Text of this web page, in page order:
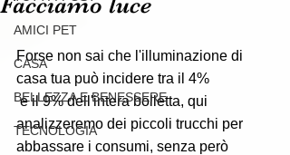
AMICI PET
CASA
BELLEZZA E BENESSERE
TECNOLOGIA
Forse non sai che l'illuminazione di
casa tua può incidere tra il 4%
e il 9% dell'intera bolletta, qui
analizzeremo dei piccoli trucchi per
abbassare i consumi, senza però